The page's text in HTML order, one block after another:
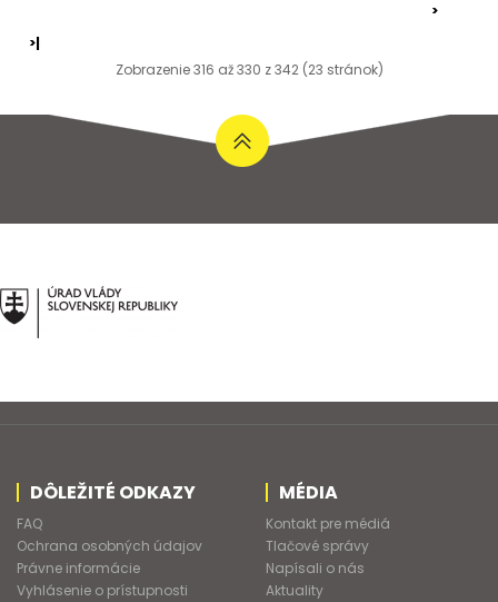
>
>|
Zobrazenie 316 až 330 z 342 (23 stránok)
DÔLEŽITÉ ODKAZY
FAQ
Ochrana osobných údajov
Právne informácie
Vyhlásenie o prístupnosti
MÉDIA
Kontakt pre médiá
Tlačové správy
Napísali o nás
Aktuality